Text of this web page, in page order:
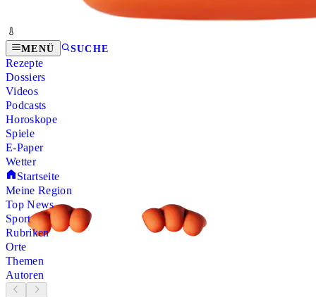
MENÜ SUCHE
Rezepte
Dossiers
Videos
Podcasts
Horoskope
Spiele
E-Paper
Wetter
Startseite
Meine Region
Top News
Sport
Rubriken
Orte
Themen
Autoren